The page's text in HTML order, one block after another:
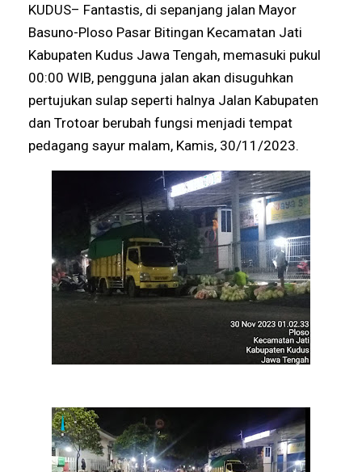
KUDUS– Fantastis, di sepanjang jalan Mayor
Basuno-Ploso Pasar Bitingan Kecamatan Jati
Kabupaten Kudus Jawa Tengah, memasuki pukul
00:00 WIB, pengguna jalan akan disuguhkan
pertujukan sulap seperti halnya Jalan Kabupaten
dan Trotoar berubah fungsi menjadi tempat
pedagang sayur malam, Kamis, 30/11/2023.